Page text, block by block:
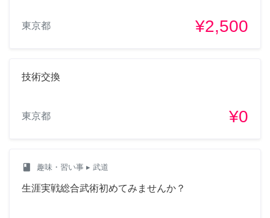
東京都 ¥2,500
技術交換
東京都 ¥0
class 趣味・習い事 ▸ 武道
生涯実戦総合武術初めてみませんか？